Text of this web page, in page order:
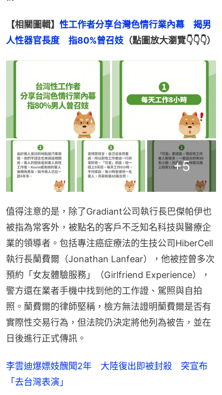
【相關圖輯】 性工作者分享台灣色情行業內幕　揭男
人性器官長度　指80%曾召妓 （點圖放大瀏覽👇👇👇）
+5
值得注意的是，除了Gradiant公司執行長巴傑帕伊也
被指為常客外，被點名的客戶不乏知名科技與醫療企
業的領導者。包括專注癌症療法的生技公司HiberCell
執行長蘭費爾（Jonathan Lanfear），他被控曾多次
預約「女友體驗服務」（Girlfriend Experience），
警方還在業者手機中找到他的工作證、駕照與自拍
照。蘭費爾的律師堅稱，檢方無法證明蘭費爾是否有
實際性交易行為，但法院仍決定將他列為被告，並在
日後進行正式傳訊。
李雲迪爆嫖妓醜聞2年 大陸復出即被封殺 突宣布
「去台灣表演」